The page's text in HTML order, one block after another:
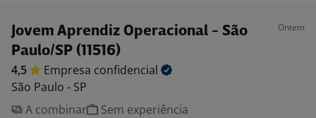
Jovem Aprendiz Operacional - São
Paulo/SP (11516)
Ontem
4,5 Empresa confidencial
São Paulo - SP
A combinar
Sem experiência